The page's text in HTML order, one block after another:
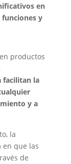
en
y
productos
facilitan la
y a
la
que las
de